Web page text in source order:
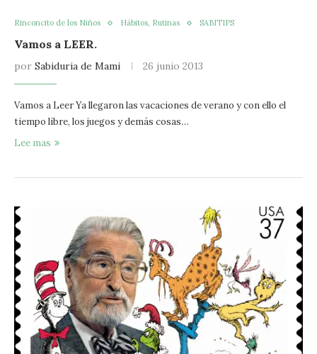
Rinconcito de los Niños Hábitos, Rutinas SABITIPS
Vamos a LEER.
por Sabiduria de Mami 26 junio 2013
Vamos a Leer Ya llegaron las vacaciones de verano y con ello el
tiempo libre, los juegos y demás cosas…
Lee mas